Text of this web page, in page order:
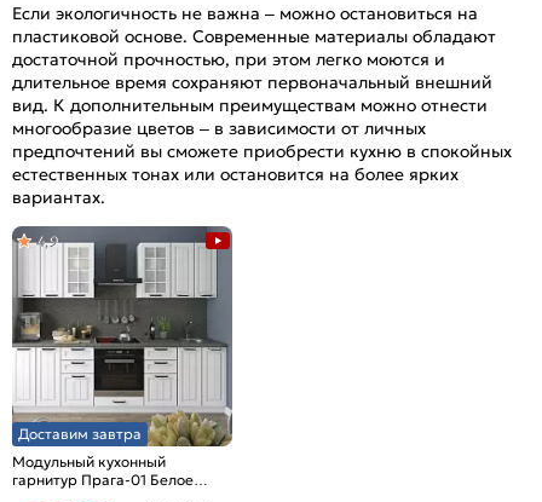
Если экологичность не важна – можно остановиться на
пластиковой основе. Современные материалы обладают
достаточной прочностью, при этом легко моются и
длительное время сохраняют первоначальный внешний
вид. К дополнительным преимуществам можно отнести
многообразие цветов – в зависимости от личных
предпочтений вы сможете приобрести кухню в спокойных
естественных тонах или остановится на более ярких
вариантах.
Доставим завтра
Модульный кухонный
гарнитур Прага-01 Белое
4,9